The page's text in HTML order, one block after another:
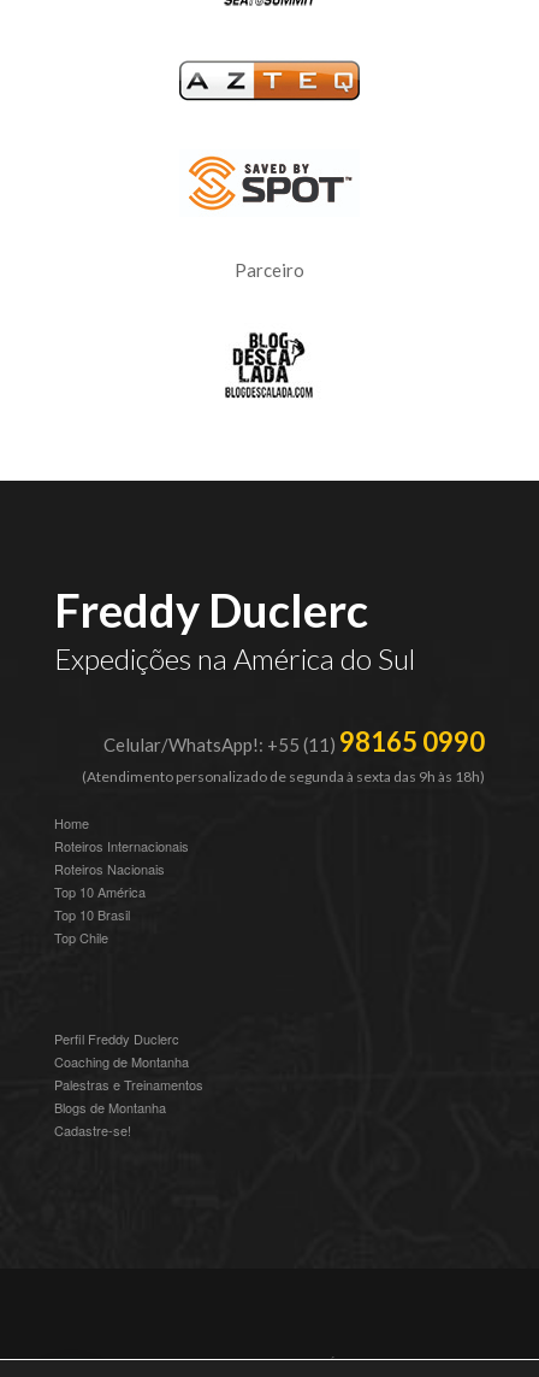
Parceiro
Freddy Duclerc
Expedições na América do Sul
Celular/WhatsApp!: +55 (11) 98165 0990
(Atendimento personalizado de segunda à sexta das 9h às 18h)
Home
Roteiros Internacionais
Roteiros Nacionais
Top 10 América
Top 10 Brasil
Top Chile
Perfil Freddy Duclerc
Coaching de Montanha
Palestras e Treinamentos
Blogs de Montanha
Cadastre-se!
© 2016-2025 Freddy Duclerc - Expedições na Ámerica do Sul.